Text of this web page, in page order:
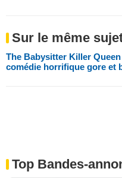
Sur le même
The Babysitter Killer
comédie horrifique gore et
Top Bandes-